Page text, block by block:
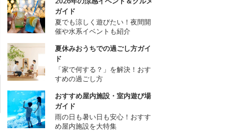
ガイド
夏でも涼しく遊びたい！夜間開
催や水系イベントも紹介
夏休みおうちでの過ごし方ガイ
ド
「家で何する？」を解決！おす
すめの過ごし方
おすすめ屋内施設・室内遊び場
ガイド
雨の日も暑い日も安心！おすす
め屋内施設を大特集